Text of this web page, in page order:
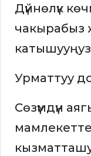
Дүйнөлүк
чакырабыз
Урматтуу
Сөзүмдүн